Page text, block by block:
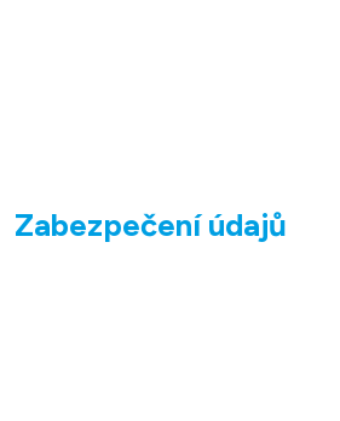
Zabezpečení údajů